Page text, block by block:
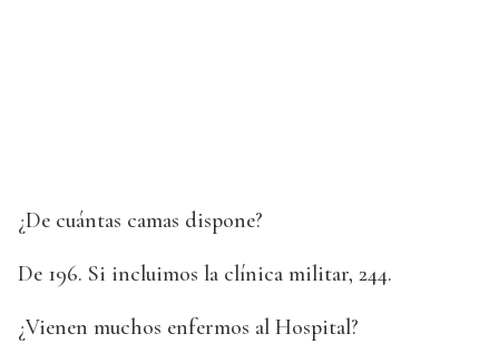
¿De cuántas camas dispone?
De 196. Si incluimos la clínica militar, 244.
¿Vienen muchos enfermos al Hospital?